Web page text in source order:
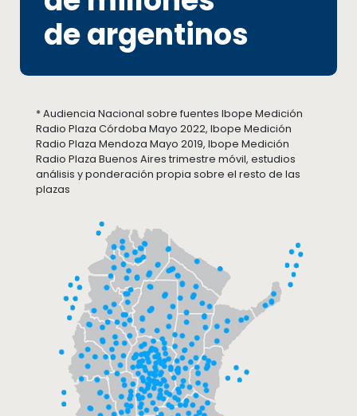
de argentinos
* Audiencia Nacional sobre fuentes Ibope Medición
Radio Plaza Córdoba Mayo 2022, Ibope Medición
Radio Plaza Mendoza Mayo 2019, Ibope Medición
Radio Plaza Buenos Aires trimestre móvil, estudios
análisis y ponderación propia sobre el resto de las
plazas